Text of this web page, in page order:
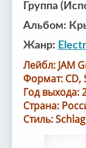
Группа
Альбом:
Жанр:
Лейбл: JAM
Формат: CD,
Год выхода:
Страна:
Стиль: